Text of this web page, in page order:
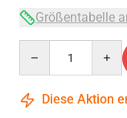
Größentabelle
Diese Aktion